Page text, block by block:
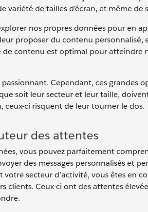
de tailles d’écran, et même de
nos propres données pour en
proposer du contenu personnalisé,
contenu est optimal pour atteindre
Cependant, ces grandes
soit leur secteur et leur taille,
ceux-ci risquent de leur tourner le dos.
des attentes
vous pouvez parfaitement
des messages personnalisés et
secteur d’activité, vous êtes en
clients. Ceux-ci ont des attentes